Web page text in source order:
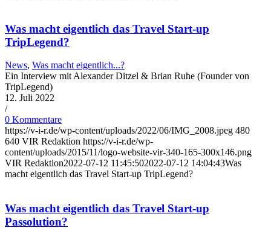
Was macht eigentlich das Travel Start-up
TripLegend?
News, Was macht eigentlich...?
Ein Interview mit Alexander Ditzel & Brian Ruhe (Founder von
TripLegend)
12. Juli 2022
/
0 Kommentare
https://v-i-r.de/wp-content/uploads/2022/06/IMG_2008.jpeg 480
640 VIR Redaktion https://v-i-r.de/wp-
content/uploads/2015/11/logo-website-vir-340-165-300x146.png
VIR Redaktion2022-07-12 11:45:502022-07-12 14:04:43Was
macht eigentlich das Travel Start-up TripLegend?
Was macht eigentlich das Travel Start-up
Passolution?